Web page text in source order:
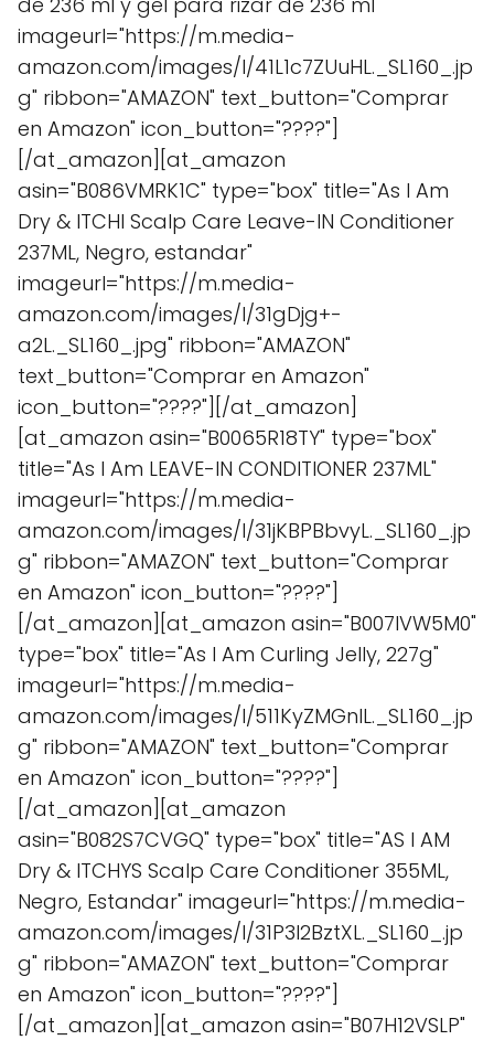
imageurl="https://m.media-
amazon.com/images/I/41L1c7ZUuHL._SL160_.jp
g" ribbon="AMAZON" text_button="Comprar
en Amazon" icon_button="????"]
[/at_amazon][at_amazon
asin="B086VMRK1C" type="box" title="As I Am
Dry & ITCHI Scalp Care Leave-IN Conditioner
237ML, Negro, estandar"
imageurl="https://m.media-
amazon.com/images/I/31gDjg+-
a2L._SL160_.jpg" ribbon="AMAZON"
text_button="Comprar en Amazon"
icon_button="????"][/at_amazon]
[at_amazon asin="B0065R18TY" type="box"
title="As I Am LEAVE-IN CONDITIONER 237ML"
imageurl="https://m.media-
amazon.com/images/I/31jKBPBbvyL._SL160_.jp
g" ribbon="AMAZON" text_button="Comprar
en Amazon" icon_button="????"]
[/at_amazon][at_amazon asin="B007IVW5M0"
type="box" title="As I Am Curling Jelly, 227g"
imageurl="https://m.media-
amazon.com/images/I/511KyZMGnIL._SL160_.jp
g" ribbon="AMAZON" text_button="Comprar
en Amazon" icon_button="????"]
[/at_amazon][at_amazon
asin="B082S7CVGQ" type="box" title="AS I AM
Dry & ITCHYS Scalp Care Conditioner 355ML,
Negro, Estandar" imageurl="https://m.media-
amazon.com/images/I/31P3l2BztXL._SL160_.jp
g" ribbon="AMAZON" text_button="Comprar
en Amazon" icon_button="????"]
[/at_amazon][at_amazon asin="B07H12VSLP"